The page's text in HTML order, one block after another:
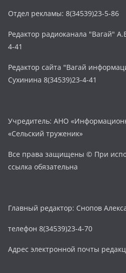
Отдел рекламы: 8(34539)23-5-86
Редактор радиоканала "Вагай"
4-41
Редактор сайта "Вагай
Сухинина 8(34539)23-4-41
Учредитель: АНО
«Сельский труженик»
Все права защищены © При
ссылка обязательна
Главный редактор: Снопов
телефон 8(34539)23-4-70
Адрес электронной почты